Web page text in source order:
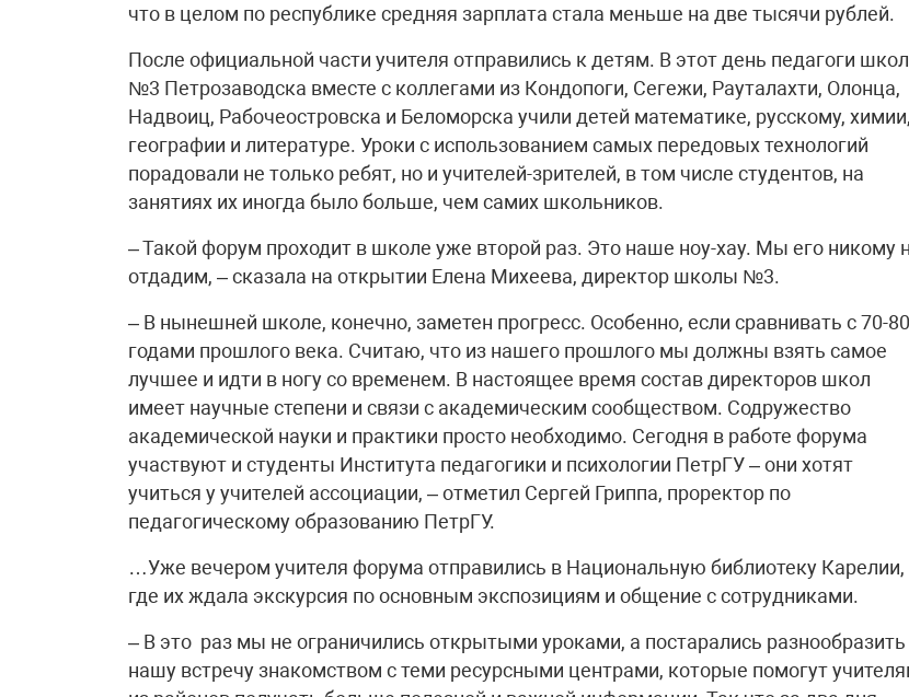
что в целом по республике средняя зарплата стала меньше на две тысячи рублей.
После официальной части учителя отправились к детям. В этот день педагоги
№3 Петрозаводска вместе с коллегами из Кондопоги, Сегежи, Рауталахти, Олонца,
Надвоиц, Рабочеостровска и Беломорска учили детей математике, русскому, химии,
географии и литературе. Уроки с использованием самых передовых технологий
порадовали не только ребят, но и учителей-зрителей, в том числе студентов, на
занятиях их иногда было больше, чем самих школьников.
– Такой форум проходит в школе уже второй раз. Это наше ноу-хау. Мы его никому
отдадим, – сказала на открытии Елена Михеева, директор школы №3.
– В нынешней школе, конечно, заметен прогресс. Особенно, если сравнивать с 70-80
годами прошлого века. Считаю, что из нашего прошлого мы должны взять самое
лучшее и идти в ногу со временем. В настоящее время состав директоров школ
имеет научные степени и связи с академическим сообществом. Содружество
академической науки и практики просто необходимо. Сегодня в работе форума
участвуют и студенты Института педагогики и психологии ПетрГУ – они хотят
учиться у учителей ассоциации, – отметил Сергей Гриппа, проректор по
педагогическому образованию ПетрГУ.
…Уже вечером учителя форума отправились в Национальную библиотеку Карелии,
где их ждала экскурсия по основным экспозициям и общение с сотрудниками.
– В это раз мы не ограничились открытыми уроками, а постарались разнообразить
нашу встречу знакомством с теми ресурсными центрами, которые помогут